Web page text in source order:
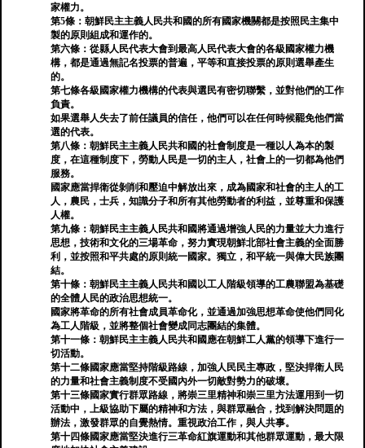
家權力。
第5條：朝鮮民主主義人民共和國的所有國家機關都是按照民主集中
製的原則組成和運作的。
第六條：從縣人民代表大會到最高人民代表大會的各級國家權力機
構，都是通過無記名投票的普遍，平等和直接投票的原則選舉產生
的。
第七條各級國家權力機構的代表與選民有密切聯繫，並對他們的工作
負責。
如果選舉人失去了前任議員的信任，他們可以在任何時候罷免他們當
選的代表。
第八條：朝鮮民主主義人民共和國的社會制度是一種以人為本的製
度，在這種制度下，勞動人民是一切的主人，社會上的一切都為他們
服務。
國家應當捍衛從剝削和壓迫中解放出來，成為國家和社會的主人的工
人，農民，士兵，知識分子和所有其他勞動者的利益，並尊重和保護
人權。
第九條：朝鮮民主主義人民共和國將通過增強人民的力量並大力進行
思想，技術和文化的三場革命，努力實現朝鮮北部社會主義的全面勝
利，並按照和平共處的原則統一國家。獨立，和平統一與偉大民族團
結。
第十條：朝鮮民主主義人民共和國以工人階級領導的工農聯盟為基礎
的全體人民的政治思想統一。
國家將革命的所有社會成員革命化，並通過加強思想革命使他們同化
為工人階級，並將整個社會變成同志團結的集體。
第十一條：朝鮮民主主義人民共和國應在朝鮮工人黨的領導下進行一
切活動。
第十二條國家應當堅持階級路線，加強人民民主專政，堅決捍衛人民
的力量和社會主義制度不受國內外一切敵對勢力的破壞。
第十三條國家實行群眾路線，將崇三里精神和崇三里方法運用到一切
活動中，上級協助下屬的精神和方法，與群眾融合，找到解決問題的
辦法，激發群眾的自覺熱情。重視政治工作，與人共事。
第十四條國家應當堅決進行三革命紅旗運動和其他群眾運動，最大限